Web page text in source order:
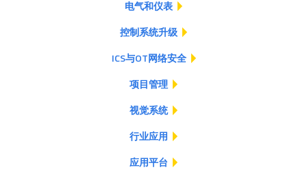
电气和仪表
控制系统升级
ICS与OT网络安全
项目管理
视觉系统
行业应用
应用平台